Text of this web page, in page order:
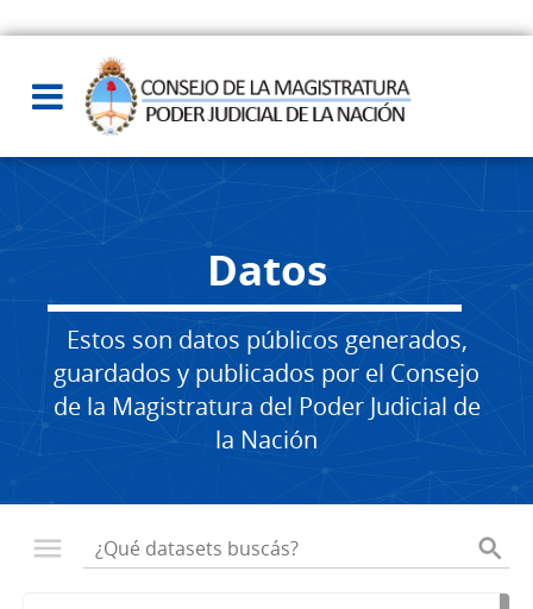
Datos
Estos son datos públicos generados,
guardados y publicados por el Consejo
de la Magistratura del Poder Judicial de
la Nación